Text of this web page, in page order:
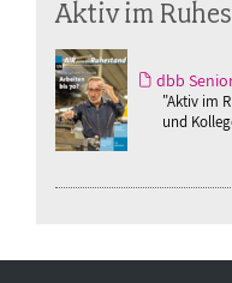
Aktiv im
dbb
"Aktiv im
und